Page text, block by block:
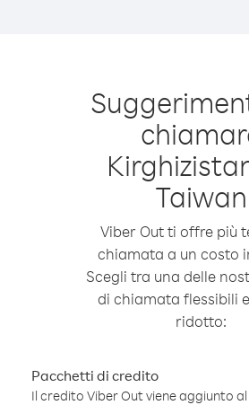
Taiwan
Viber Out ti offre più
chiamata a un costo
Scegli tra una delle
di chiamata flessibili
ridotto:
Pacchetti di credito
Il credito Viber Out viene aggiunto